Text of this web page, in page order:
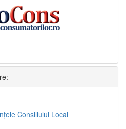
Consiliului Local